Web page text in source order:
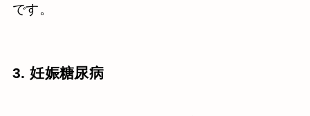
です。
3. 妊娠糖尿病